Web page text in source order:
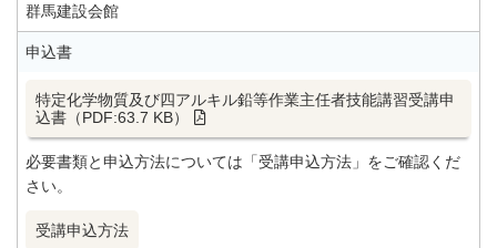
群馬建設会館
申込書
特定化学物質及び四アルキル鉛等作業主任者技能講習受講申
込書（PDF:63.7 KB）
必要書類と申込方法については「受講申込方法」をご確認くだ
さい。
受講申込方法